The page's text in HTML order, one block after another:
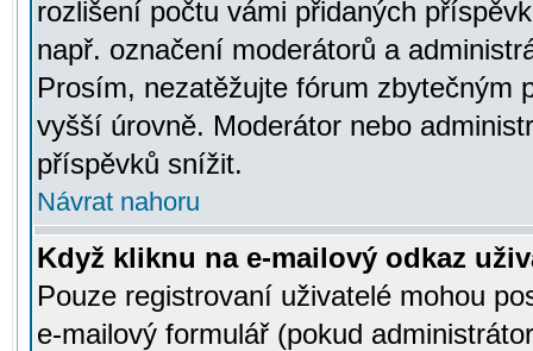
rozlišení počtu vámi přidaných
např. označení moderátorů a
Prosím, nezatěžujte fórum zbytečným
vyšší úrovně. Moderátor nebo
příspěvků snížit.
Návrat nahoru
Když kliknu na e-mailový odkaz
Pouze registrovaní uživatelé mohou
e-mailový formulář (pokud